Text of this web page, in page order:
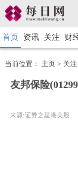
首页 资讯 关注 财
当前位置： 主页 > 关注
友邦保险
来源:证券之星港美股